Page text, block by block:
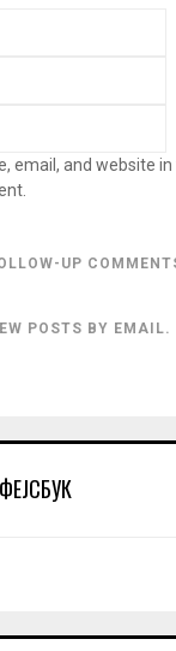
email, and website
UP
POSTS BY EMAIL.